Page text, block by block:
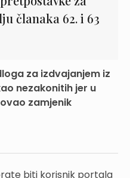
članaka 62. i 63
za izdvajanjem iz
nezakonitih jer u
zamjenik
biti korisnik portala